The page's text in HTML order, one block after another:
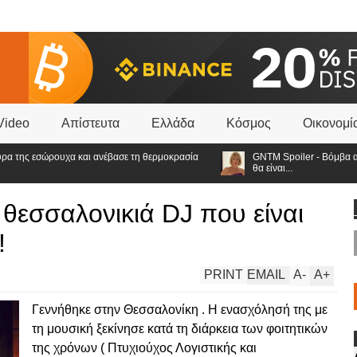
Απίστευτα Ελλάδα Κόσμος
εσώρουχα και ανέβασε τη θερμοκρασία
GNTM Spoiler - Βόμβα από τη
θα είναι...
DJ που είναι
A+
A-
EMAIL
PRINT
Γεννήθηκε στην Θεσσαλονίκη . Η ενασχόλησή της με
τη μουσική ξεκίνησε κατά τη διάρκεια των φοιτητικών
της χρόνων ( Πτυχιούχος Λογιστικής και